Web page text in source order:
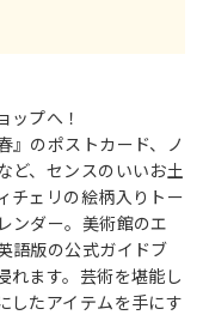
ップへ！
』のポストカード、ノ
ど、センスのいいお土
チェリの絵柄入りトー
ンダー。美術館のエ
語版の公式ガイドブ
れます。芸術を堪能し
したアイテムを手にす